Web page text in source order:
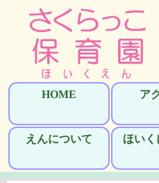
HOME ア
えんについて ほいく